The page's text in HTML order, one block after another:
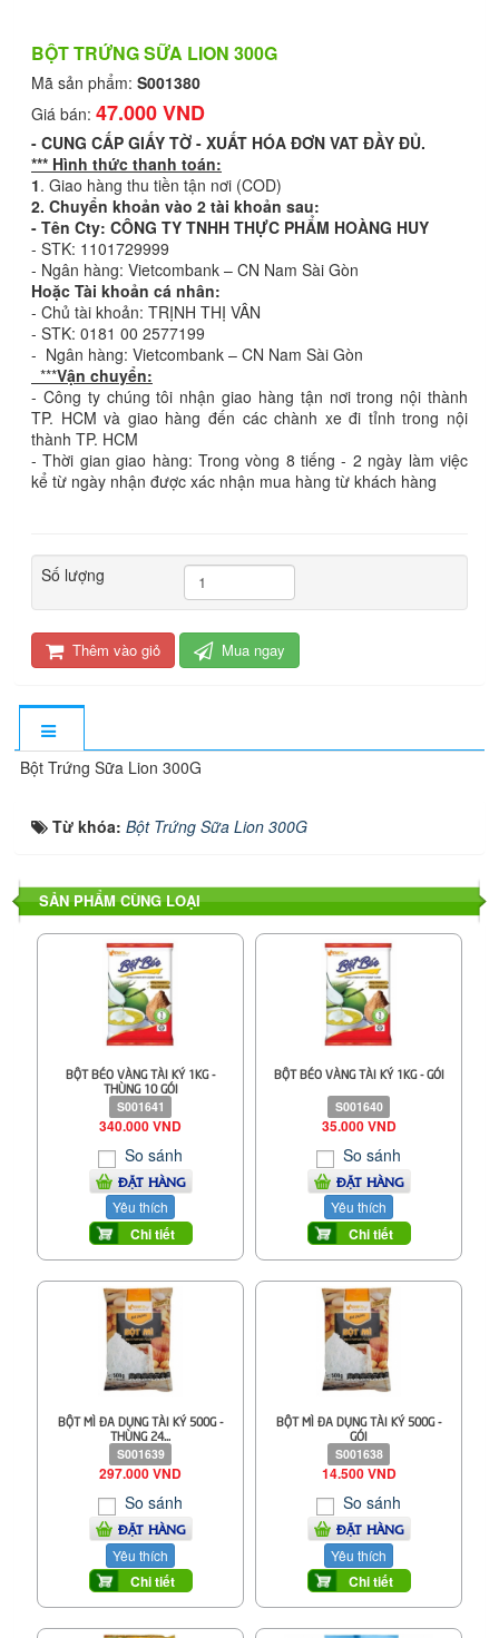
BỘT TRỨNG SỮA LION 300G
Mã sản phẩm: S001380
Giá bán: 47.000 VND
- CUNG CẤP GIẤY TỜ - XUẤT HÓA ĐƠN VAT ĐẦY ĐỦ.
*** Hình thức thanh toán:
1. Giao hàng thu tiền tận nơi (COD)
2. Chuyển khoản vào 2 tài khoản sau:
- Tên Cty: CÔNG TY TNHH THỰC PHẨM HOÀNG HUY
- STK: 1101729999
- Ngân hàng: Vietcombank – CN Nam Sài Gòn
Hoặc Tài khoản cá nhân:
- Chủ tài khoản: TRỊNH THỊ VÂN
- STK: 0181 00 2577199
- Ngân hàng: Vietcombank – CN Nam Sài Gòn
***Vận chuyển:
- Công ty chúng tôi nhận giao hàng tận nơi trong nội thành
TP. HCM và giao hàng đến các chành xe đi tỉnh trong nội
thành TP. HCM
- Thời gian giao hàng: Trong vòng 8 tiếng - 2 ngày làm việc
kể từ ngày nhận được xác nhận mua hàng từ khách hàng
Số lượng
Thêm vào giỏ Mua ngay
Bột Trứng Sữa Lion 300G
Từ khóa: Bột Trứng Sữa Lion 300G
SẢN PHẨM CÙNG LOẠI
BỘT BÉO VÀNG TÀI KÝ 1KG -
THÙNG 10 GÓI
S001641
340.000 VND
So sánh
ĐẶT HÀNG
Yêu thích
Chi tiết
BỘT BÉO VÀNG TÀI KÝ 1KG - GÓI
S001640
35.000 VND
So sánh
ĐẶT HÀNG
Yêu thích
Chi tiết
BỘT MÌ ĐA DỤNG TÀI KÝ 500G -
THÙNG 24...
S001639
297.000 VND
So sánh
ĐẶT HÀNG
Yêu thích
Chi tiết
BỘT MÌ ĐA DỤNG TÀI KÝ 500G -
GÓI
S001638
14.500 VND
So sánh
ĐẶT HÀNG
Yêu thích
Chi tiết